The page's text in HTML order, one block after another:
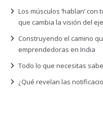
Los músculos ‘hablan’
que cambia la visión del
Construyendo el camino
emprendedoras en India
Todo lo que necesitas
¿Qué revelan las